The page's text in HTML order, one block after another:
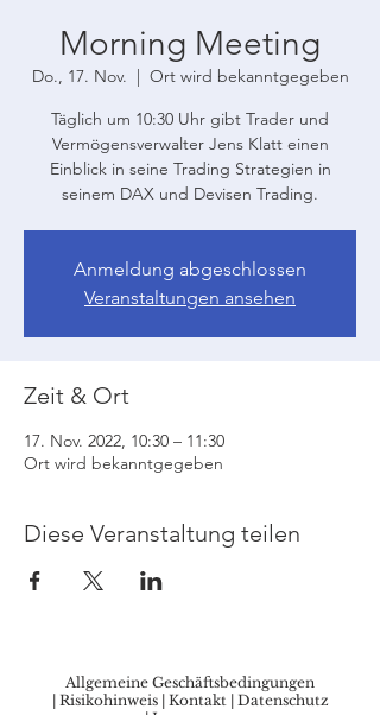
Morning Meeting
Do., 17. Nov.
  |
Ort wird bekanntgegeben
Täglich um 10:30 Uhr gibt Trader und
Vermögensverwalter Jens Klatt einen
Einblick in seine Trading Strategien in
seinem DAX und Devisen Trading.
Anmeldung abgeschlossen
Veranstaltungen ansehen
Zeit & Ort
17. Nov. 2022, 10:30 – 11:30
Ort wird bekanntgegeben
Diese Veranstaltung teilen
Allgemeine Geschäftsbedingungen
| Risikohinweis| Kontakt | Datenschutz